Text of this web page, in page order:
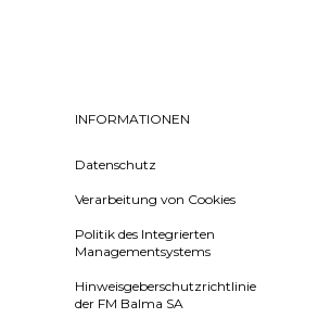
INFORMATIONEN
Datenschutz
Verarbeitung von Cookies
Politik des Integrierten
Managementsystems
Hinweisgeberschutzrichtlinie
der FM Balma SA